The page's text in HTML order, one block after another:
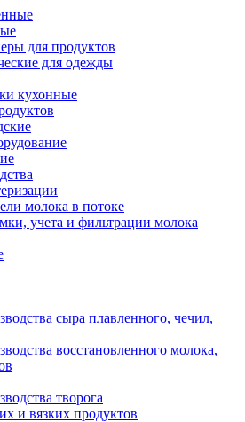
для продуктов
для одежды
кухонные
молока в потоке
учета и фильтрации молока
сыра плавленного, чечил,
восстановленного молока,
творога
и вязких продуктов